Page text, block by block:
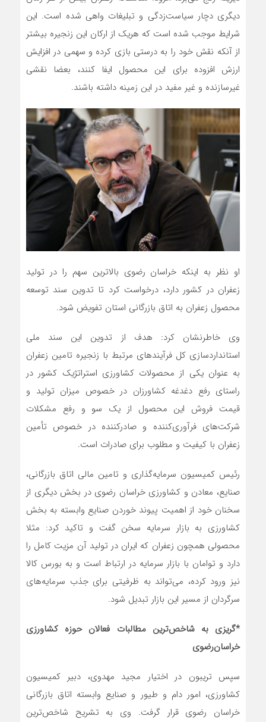
دیگری دچار سیاست‌زدگی و تبلیغات واهی شده است. این
شرایط موجب شده است که هریک از ارکان این زنجیره بیشتر
از آنکه نقش خود را به درستی بازی کرده و سهمی در افزایش
ارزش افزوده برای این محصول ایفا کنند، بعضا نقشی
غیرسازنده و غیر مفید در این زمینه داشته باشند.
او نظر به اینکه خراسان رضوی بالاترین سهم را در تولید
زعفران در کشور دارد، درخواست کرد تا تدوین سند توسعه
محصول زعفران به اتاق بازرگانی استان تفویض شود.
وی خاطرنشان کرد: هدف از تدوین این سند ملی
استانداردسازی کل فرآیندهای مرتبط با زنجیره تامین زعفران
به عنوان یکی از محصولات کشاورزی استراتژیک کشور در
راستای رفع دغدغه کشاورزان در خصوص میزان تولید و
قیمت فروش این محصول از یک سو و رفع مشکلات
شرکت‌های فرآوری‌کننده و صادرکننده در خصوص تأمین
زعفران با کیفیت و مطلوب برای صادرات است.
رئیس کمیسیون سرمایه‌گذاری و تامین مالی اتاق بازرگانی،
صنایع، معادن و کشاورزی خراسان رضوی در بخش دیگری از
سخنان خود از اهمیت پیوند خوردن صنایع وابسته به بخش
کشاورزی به بازار سرمایه سخن گفت و تاکید کرد: مثلا
محصولی همچون زعفران که ایران در تولید آن مزیت کامل را
دارد و توامان با بازار سرمایه در ارتباط است و به بورس کالا
نیز ورود کرده، می‌تواند به ظرفیتی برای جذب سرمایه‌های
سرگردان از مسیر این بازار تبدیل شود.
*گریزی به شاخص‌ترین مطالبات فعالان حوزه کشاورزی
خراسان‌رضوی
سپس تریبون در اختیار مجید مهدوی، دبیر کمیسیون
کشاورزی، امور دام و طیور و صنایع وابسته اتاق بازرگانی
خراسان رضوی قرار گرفت. وی به تشریح شاخص‌ترین